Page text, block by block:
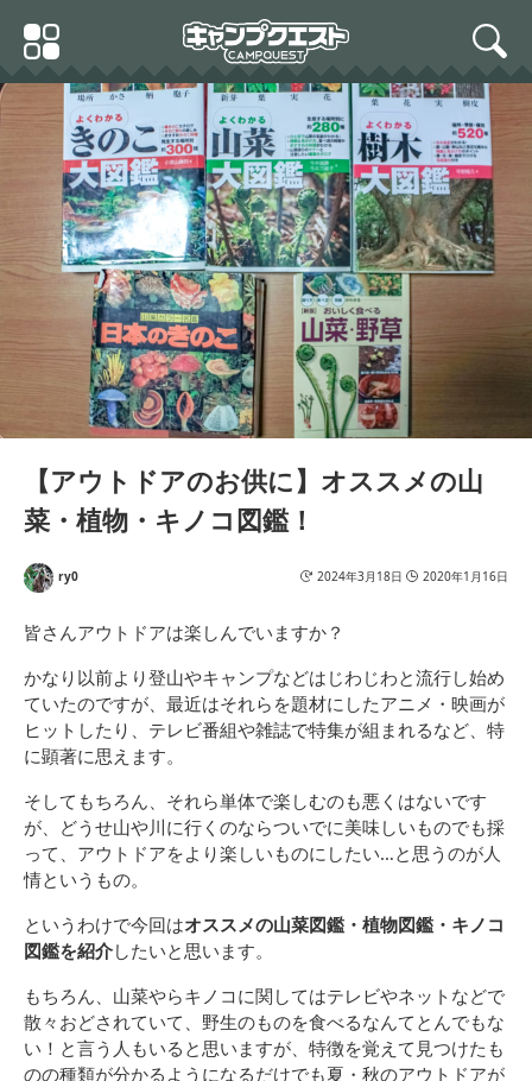
Primary
Menu
search
【アウトドアのお供に】オススメの山
菜・植物・キノコ図鑑！
ry0 2024年3月18日 2020年1月16日
皆さんアウトドアは楽しんでいますか？
かなり以前より登山やキャンプなどはじわじわと流行し始め
ていたのですが、最近はそれらを題材にしたアニメ・映画が
ヒットしたり、テレビ番組や雑誌で特集が組まれるなど、特
に顕著に思えます。
そしてもちろん、それら単体で楽しむのも悪くはないです
が、どうせ山や川に行くのならついでに美味しいものでも採
って、アウトドアをより楽しいものにしたい…と思うのが人
情というもの。
というわけで今回はオススメの山菜図鑑・植物図鑑・キノコ
図鑑を紹介したいと思います。
もちろん、山菜やらキノコに関してはテレビやネットなどで
散々おどされていて、野生のものを食べるなんてとんでもな
い！と言う人もいると思いますが、特徴を覚えて見つけたも
のの種類が分かるようになるだけでも夏・秋のアウトドアが